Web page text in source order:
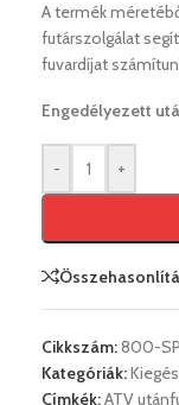
A termék
futárszolgálat
fuvardíjat
Engedélyezett
- +
Cikkszám:800-
Kategóriák:
Címkék:ATV